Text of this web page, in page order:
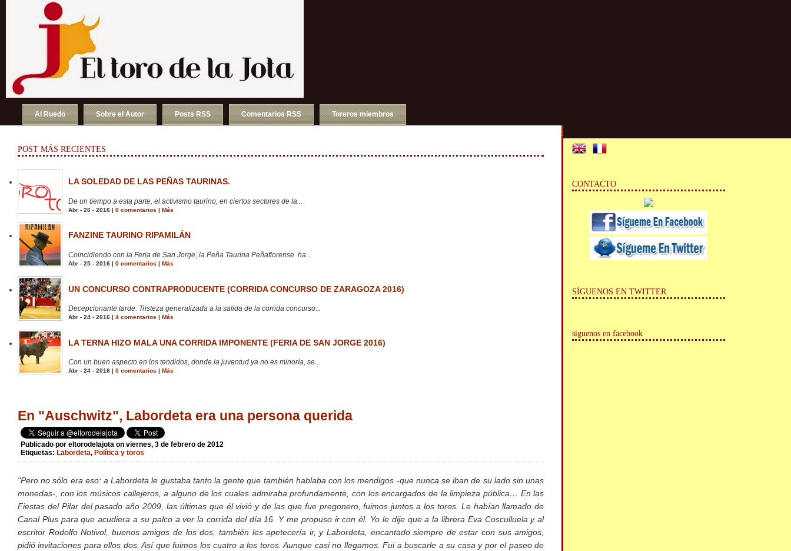
Al Ruedo Sobre el Autor Posts RSS Comentarios RSS Toreros miembros
POST MÁS RECIENTES
LA SOLEDAD DE LAS PEÑAS TAURINAS.
De un tiempo a esta parte, el activismo taurino, en ciertos sectores de la...
Abr - 26 - 2016 | 0 comentarios | Más
FANZINE TAURINO RIPAMILÁN
Coincidiendo con la Feria de San Jorge, la Peña Taurina Peñaflorense ha...
Abr - 25 - 2016 | 0 comentarios | Más
UN CONCURSO CONTRAPRODUCENTE (CORRIDA CONCURSO DE ZARAGOZA 2016)
Decepcionante tarde. Tristeza generalizada a la salida de la corrida concurso...
Abr - 24 - 2016 | 4 comentarios | Más
LA TERNA HIZO MALA UNA CORRIDA IMPONENTE (FERIA DE SAN JORGE 2016)
Con un buen aspecto en los tendidos, donde la juventud ya no es minoría, se...
Abr - 24 - 2016 | 0 comentarios Más
En "Auschwitz", Labordeta era una persona querida
Publicado por eltorodelajota on viernes, 3 de febrero de 2012
Etiquetas: Labordeta, Política y toros
"Pero no sólo era eso: a Labordeta le gustaba tanto la gente que también hablaba con los mendigos -que nunca se iban de su lado sin unas
monedas-, con los músicos callejeros, a alguno de los cuales admiraba profundamente, con los encargados de la limpieza pública… En las
Fiestas del Pilar del pasado año 2009, las últimas que él vivió y de las que fue pregonero, fuimos juntos a los toros. Le habían llamado de
Canal Plus para que acudiera a su palco a ver la corrida del día 16. Y me propuso ir con él. Yo le dije que a la librera Eva Cosculluela y al
escritor Rodolfo Notivol, buenos amigos de los dos, también les apetecería ir, y Labordeta, encantado siempre de estar con sus amigos,
pidió invitaciones para ellos dos. Así que fuimos los cuatro a los toros. Aunque casi no llegamos. Fui a buscarle a su casa y por el paseo de
CONTACTO
SÍGUENOS EN TWITTER
siguenos en facebook